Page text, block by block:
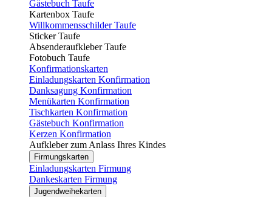
Gästebuch Taufe
Kartenbox Taufe
Willkommensschilder Taufe
Sticker Taufe
Absenderaufkleber Taufe
Fotobuch Taufe
Konfirmationskarten
Einladungskarten Konfirmation
Danksagung Konfirmation
Menükarten Konfirmation
Tischkarten Konfirmation
Gästebuch Konfirmation
Kerzen Konfirmation
Aufkleber zum Anlass Ihres Kindes
Firmungskarten
Einladungskarten Firmung
Dankeskarten Firmung
Jugendweihekarten